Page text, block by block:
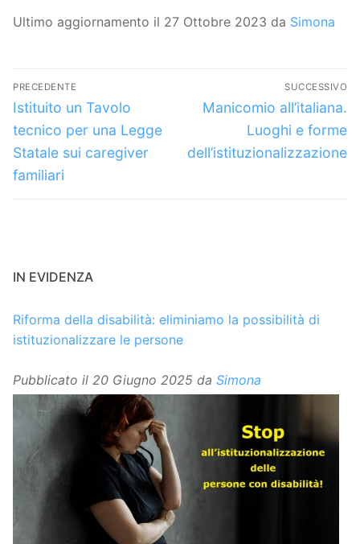
Ultimo aggiornamento il 27 Ottobre 2023 da Simona
Navigazione
articoli
PRECEDENTE
Articolo
precedente:
Istituito un Tavolo
tecnico per una Legge
Statale sui caregiver
familiari
SUCCESSIVO
Articolo
successivo:
Manicomio all’italiana.
Luoghi e forme
dell’istituzionalizzazione
IN EVIDENZA
Riforma della disabilità: eliminiamo la possibilità di
istituzionalizzare le persone
Pubblicato il 20 Giugno 2025 da Simona